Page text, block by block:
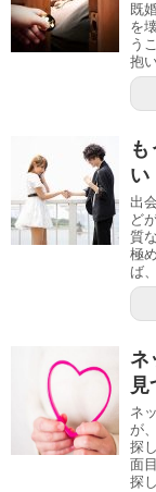
既
を
う
抱
い
出
ど
質
極
ば
ネ
見
ネ
が
探
面
探